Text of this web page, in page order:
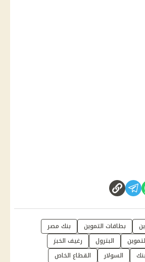
بطاقات التموين
بنك مصر
البترول
رغيف الخبز
السولار
القطاع الخاص